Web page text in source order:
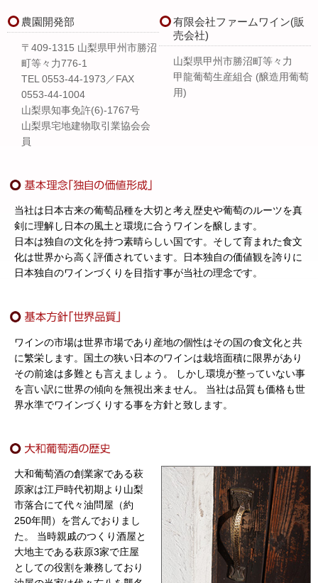
農園開発部
〒409-1315 山梨県甲州市勝沼
町等々力776-1
TEL 0553-44-1973／FAX
0553-44-1004
山梨県知事免許(6)-1767号
山梨県宅地建物取引業協会会
員
有限会社ファームワイン(販
売会社)
山梨県甲州市勝沼町等々力
甲龍葡萄生産組合 (醸造用葡萄
用)
当社は日本古来の葡萄品種を大切と考え歴史や葡萄のルーツを真
剣に理解し日本の風土と環境に合うワインを醸します。
日本は独自の文化を持つ素晴らしい国です。そして育まれた食文
化は世界から高く評価されています。日本独自の価値観を誇りに
日本独自のワインづくりを目指す事が当社の理念です。
ワインの市場は世界市場であり産地の個性はその国の食文化と共
に繁栄します。国土の狭い日本のワインは栽培面積に限界があり
その前途は多難とも言えましょう。 しかし環境が整っていない事
を言い訳に世界の傾向を無視出来ません。 当社は品質も価格も世
界水準でワインづくりする事を方針と致します。
大和葡萄酒の創業家である萩
原家は江戸時代初期より山梨
市落合にて代々油問屋（約
250年間）を営んでおりまし
た。 当時親戚のつくり酒屋と
大地主である萩原3家で庄屋
としての役割を兼務しており